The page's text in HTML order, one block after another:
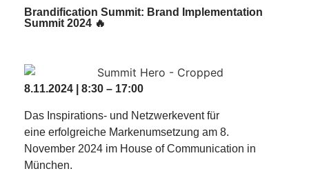
Brandification Summit: Brand Implementation
Summit 2024 🔥
8.11.2024 | 8:30 – 17:00
Das Inspirations- und Netzwerkevent für
eine erfolgreiche Markenumsetzung am 8.
November 2024 im House of Communication in
München.